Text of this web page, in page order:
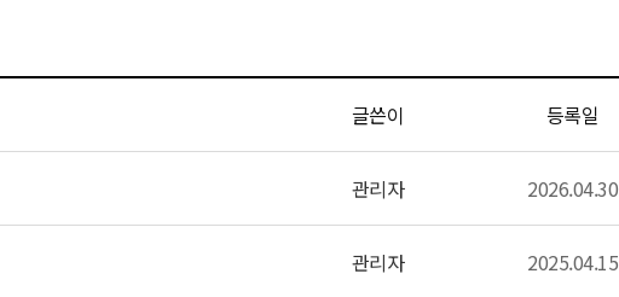
글쓴이 등록일
관리자 2026.04.30
관리자 2025.04.15